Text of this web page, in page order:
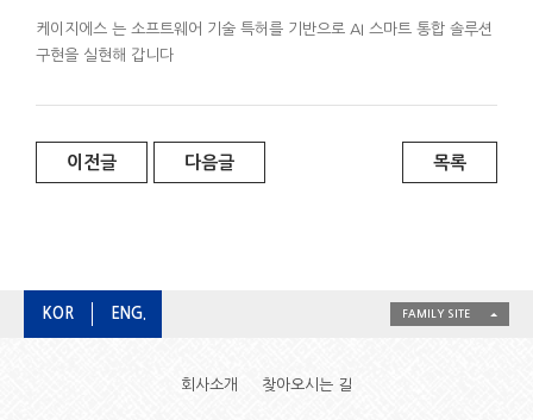
케이지에스 는 소프트웨어 기술 특허를 기반으로 AI 스마트 통합 솔루션
구현을 실현해 갑니다
이전글 다음글 목록
KOR ENG. FAMILY SITE
회사소개 찾아오시는 길